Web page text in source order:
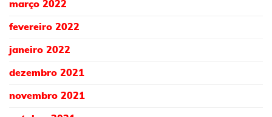
março 2022
fevereiro 2022
janeiro 2022
dezembro 2021
novembro 2021